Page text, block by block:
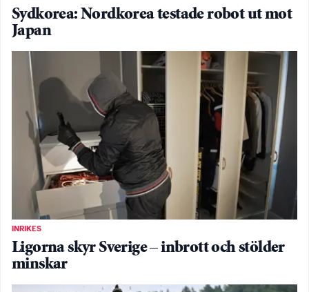
Sydkorea: Nordkorea testade robot ut mot
Japan
INRIKES
Ligorna skyr Sverige – inbrott och stölder
minskar